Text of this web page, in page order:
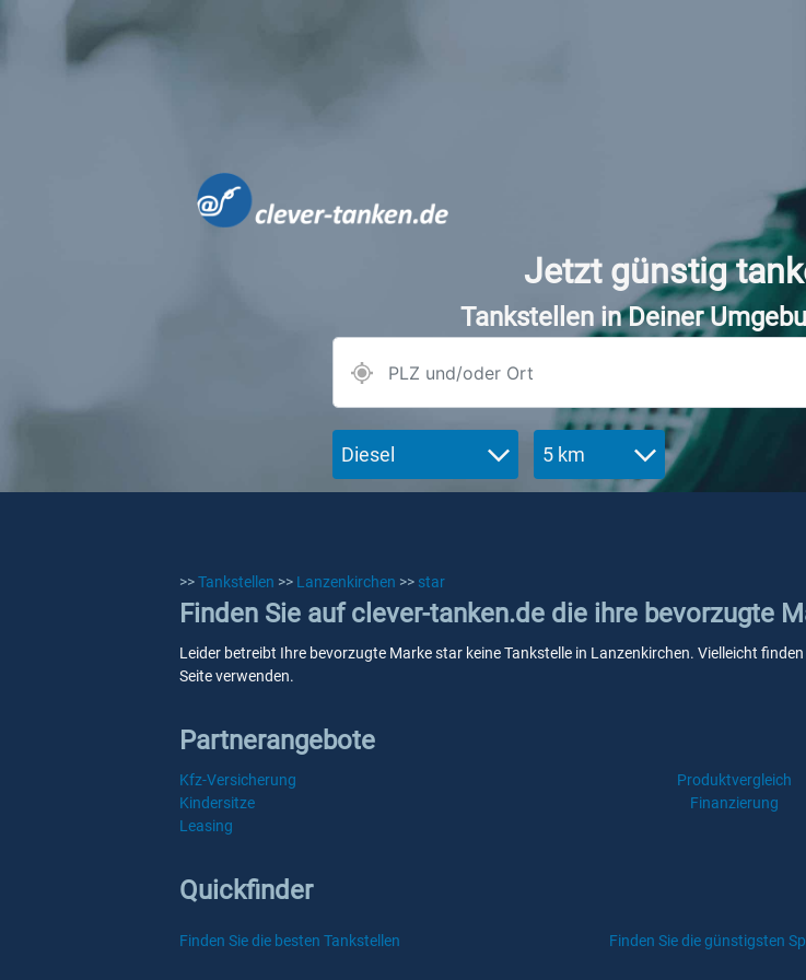
Jetzt günstig
Tankstellen in Deiner
Diesel 5 km
>>Tankstellen >> Lanzenkirchen >> star
Finden Sie auf clever-tanken.de die ihre bevorzugte
Leider betreibt Ihre bevorzugte Marke star keine Tankstelle in Lanzenkirchen. Vielleicht
Seite verwenden.
Partnerangebote
Kfz-Versicherung Produktvergleich
Kindersitze
Finanzierung
Leasing
Quickfinder
Finden Sie die besten Tankstellen Finden Sie die günstigsten